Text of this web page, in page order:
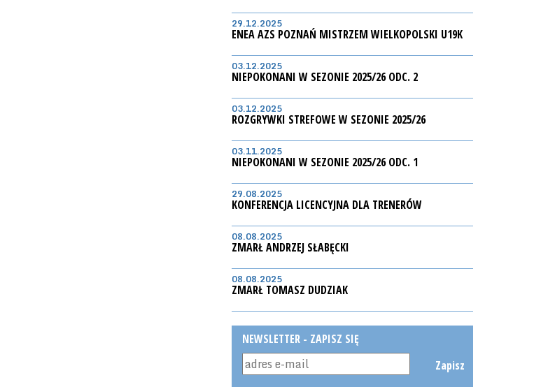
29.12.2025
ENEA AZS POZNAŃ MISTRZEM WIELKOPOLSKI U19K
03.12.2025
NIEPOKONANI W SEZONIE 2025/26 ODC. 2
03.12.2025
ROZGRYWKI STREFOWE W SEZONIE 2025/26
03.11.2025
NIEPOKONANI W SEZONIE 2025/26 ODC. 1
29.08.2025
KONFERENCJA LICENCYJNA DLA TRENERÓW
08.08.2025
ZMARŁ ANDRZEJ SŁABĘCKI
08.08.2025
ZMARŁ TOMASZ DUDZIAK
NEWSLETTER - ZAPISZ SIĘ
Zapisz